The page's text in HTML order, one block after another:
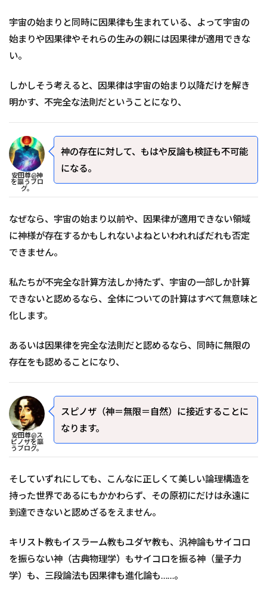
宇宙の始まりと同時に因果律も生まれている、よって宇宙の
始まりや因果律やそれらの生みの親には因果律が適用できな
い。
しかしそう考えると、因果律は宇宙の始まり以降だけを解き
明かす、不完全な法則だということになり、
安田尊@神
を謳うブロ
グ。
神の存在に対して、もはや反論も検証も不可能
になる。
なぜなら、宇宙の始まり以前や、因果律が適用できない領域
に神様が存在するかもしれないよねといわれればだれも否定
できません。
私たちが不完全な計算方法しか持たず、宇宙の一部しか計算
できないと認めるなら、全体についての計算はすべて無意味と
化します。
あるいは因果律を完全な法則だと認めるなら、同時に無限の
存在をも認めることになり、
安田尊@ス
ピノザを謳
うブログ。
スピノザ（神＝無限＝自然）に接近することに
なります。
そしていずれにしても、こんなに正しくて美しい論理構造を
持った世界であるにもかかわらず、その原初にだけは永遠に
到達できないと認めざるをえません。
キリスト教もイスラーム教もユダヤ教も、汎神論もサイコロ
を振らない神（古典物理学）もサイコロを振る神（量子力
学）も、三段論法も因果律も進化論も……。